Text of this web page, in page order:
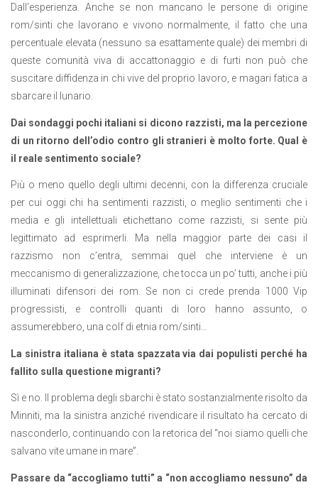
Dall’esperienza. Anche se non mancano le persone di origine
rom/sinti che lavorano e vivono normalmente, il fatto che una
percentuale elevata (nessuno sa esattamente quale) dei membri di
queste comunità viva di accattonaggio e di furti non può che
suscitare diffidenza in chi vive del proprio lavoro, e magari fatica a
sbarcare il lunario.
Dai sondaggi pochi italiani si dicono razzisti, ma la percezione
di un ritorno dell’odio contro gli stranieri è molto forte. Qual è
il reale sentimento sociale?
Più o meno quello degli ultimi decenni, con la differenza cruciale
per cui oggi chi ha sentimenti razzisti, o meglio sentimenti che i
media e gli intellettuali etichettano come razzisti, si sente più
legittimato ad esprimerli. Ma nella maggior parte dei casi il
razzismo non c’entra, semmai quel che interviene è un
meccanismo di generalizzazione, che tocca un po’ tutti, anche i più
illuminati difensori dei rom. Se non ci crede prenda 1000 Vip
progressisti, e controlli quanti di loro hanno assunto, o
assumerebbero, una colf di etnia rom/sinti…
La sinistra italiana è stata spazzata via dai populisti perché ha
fallito sulla questione migranti?
Sì e no. Il problema degli sbarchi è stato sostanzialmente risolto da
Minniti, ma la sinistra anziché rivendicare il risultato ha cercato di
nasconderlo, continuando con la retorica del “noi siamo quelli che
salvano vite umane in mare”.
Passare da “accogliamo tutti” a “non accogliamo nessuno” da